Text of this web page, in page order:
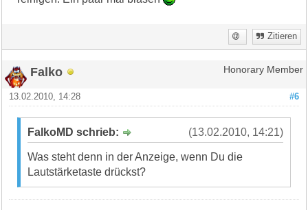
Zitieren
Falko Honorary Member
#6
13.02.2010, 14:28
(13.02.2010, 14:21)
FalkoMD schrieb:
Was steht denn in der Anzeige, wenn Du die
Lautstärketaste drückst?